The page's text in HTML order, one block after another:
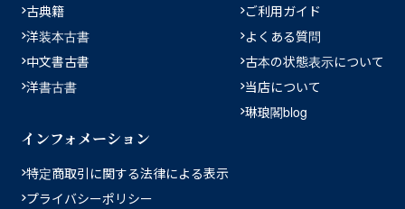
古典籍
洋装本古書
中文書古書
洋書古書
ご利用ガイド
よくある質問
古本の状態表示について
当店について
琳琅閣blog
インフォメーション
特定商取引に関する法律による表示
プライバシーポリシー